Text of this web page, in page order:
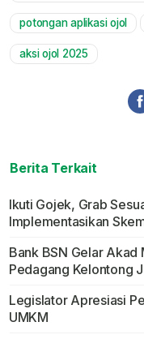
potongan aplikasi ojol
aksi ojol 2025
Berita Terkait
Ikuti Gojek, Grab
Implementasikan
Bank BSN Gelar Akad
Pedagang Kelontong
Legislator Apresiasi
UMKM